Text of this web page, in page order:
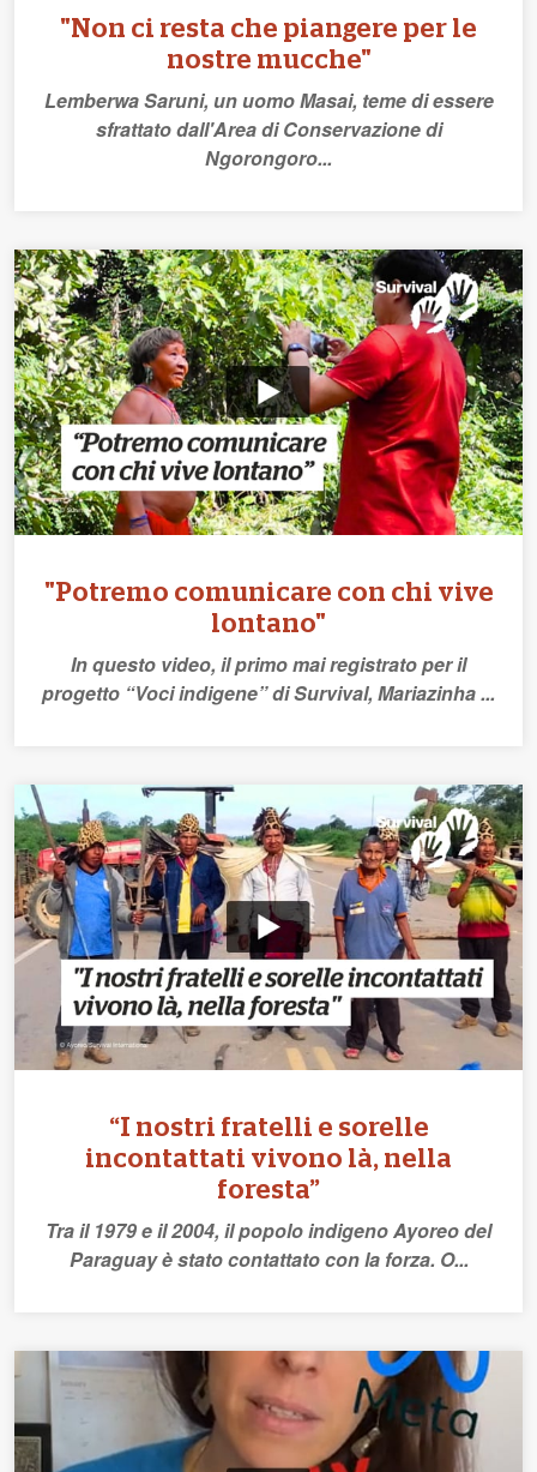
"Non ci resta che piangere per le
nostre mucche"
Lemberwa Saruni, un uomo Masai, teme di essere
sfrattato dall'Area di Conservazione di
Ngorongoro...
"Potremo comunicare con chi vive
lontano"
In questo video, il primo mai registrato per il
progetto “Voci indigene” di Survival, Mariazinha ...
“I nostri fratelli e sorelle
incontattati vivono là, nella
foresta”
Tra il 1979 e il 2004, il popolo indigeno Ayoreo del
Paraguay è stato contattato con la forza. O...